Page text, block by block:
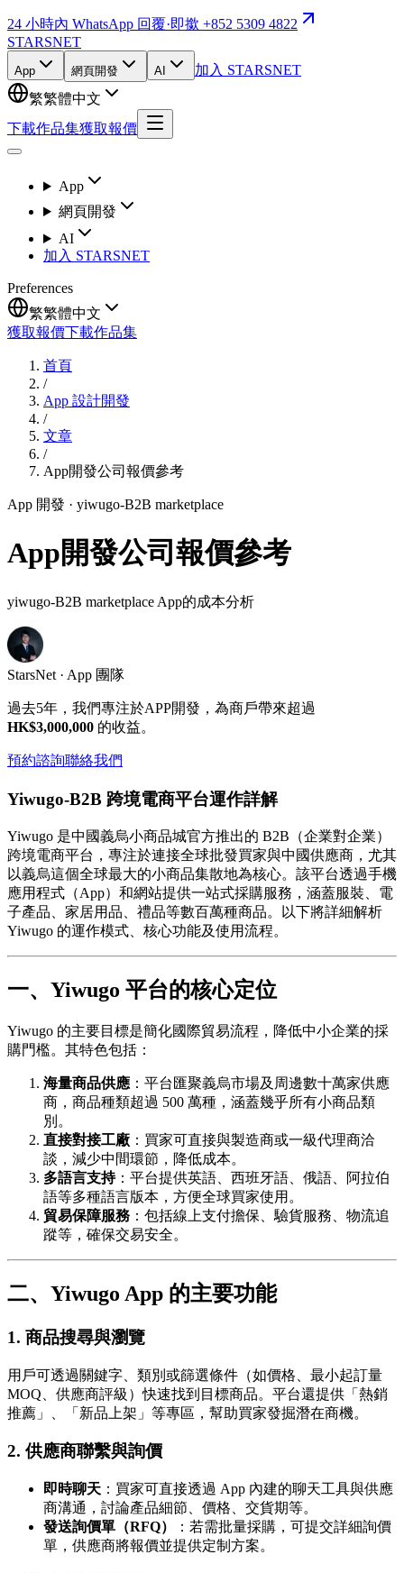
24 小時內 WhatsApp 回覆·即撳 +852 5309 4822
STARSNET
App 網頁開發 AI
加入 STARSNET
繁繁體中文
下載作品集獲取報價
App
網頁開發
AI
加入 STARSNET
Preferences
繁繁體中文
獲取報價下載作品集
首頁
/
App 設計開發
/
文章
/
App開發公司報價參考
App 開發 · yiwugo-B2B marketplace
App開發公司報價參考
yiwugo-B2B marketplace App的成本分析
StarsNet · App 團隊
過去5年，我們專注於APP開發，為商戶帶來超過
HK$3,000,000 的收益。
預約諮詢聯絡我們
Yiwugo-B2B 跨境電商平台運作詳解
Yiwugo 是中國義烏小商品城官方推出的 B2B（企業對企業）
跨境電商平台，專注於連接全球批發買家與中國供應商，尤其
以義烏這個全球最大的小商品集散地為核心。該平台透過手機
應用程式（App）和網站提供一站式採購服務，涵蓋服裝、電
子產品、家居用品、禮品等數百萬種商品。以下將詳細解析
Yiwugo 的運作模式、核心功能及使用流程。
一、Yiwugo 平台的核心定位
Yiwugo 的主要目標是簡化國際貿易流程，降低中小企業的採
購門檻。其特色包括：
海量商品供應 ：平台匯聚義烏市場及周邊數十萬家供應
商，商品種類超過 500 萬種，涵蓋幾乎所有小商品類
別。
直接對接工廠 ：買家可直接與製造商或一級代理商洽
談，減少中間環節，降低成本。
多語言支持：平台提供英語、西班牙語、俄語、阿拉伯
語等多種語言版本，方便全球買家使用。
貿易保障服務 ：包括線上支付擔保、驗貨服務、物流追
蹤等，確保交易安全。
二、Yiwugo App 的主要功能
1. 商品搜尋與瀏覽
用戶可透過關鍵字、類別或篩選條件（如價格、最小起訂量
MOQ、供應商評級）快速找到目標商品。平台還提供「熱銷
推薦」、「新品上架」等專區，幫助買家發掘潛在商機。
2. 供應商聯繫與詢價
即時聊天 ：買家可直接透過 App 內建的聊天工具與供應
商溝通，討論產品細節、價格、交貨期等。
發送詢價單（RFQ）
：若需批量採購，可提交詳細詢價
單，供應商將報價並提供定制方案。